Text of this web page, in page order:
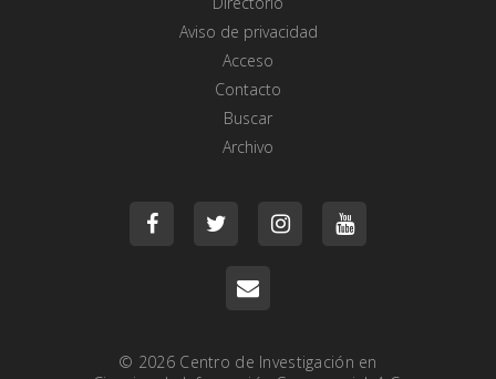
Aviso de privacidad
Acceso
Contacto
Buscar
Archivo
© 2026 Centro de Investigación en